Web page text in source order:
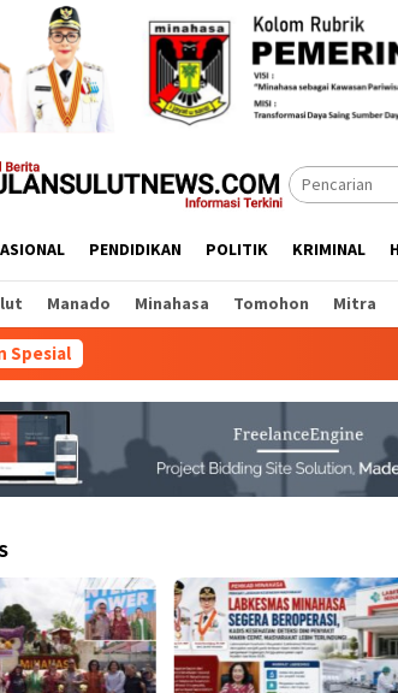
PENDIDIKAN POLITIK KRIMINAL
Manado Minahasa Tomohon Mitra
Spesial
Lapas Tamako
Bersinergi
Warga Binaan